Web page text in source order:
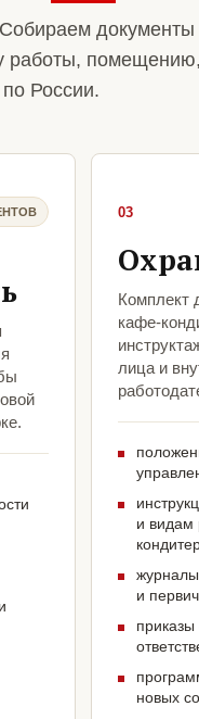
документы
работы,
по России.
03
Комплект
кафе-
лица и
и видам
и
приказы
новых